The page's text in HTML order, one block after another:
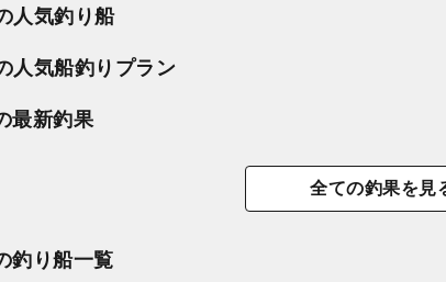
人気釣り船
人気船釣りプラン
最新釣果
全ての釣果を見
釣り船一覧